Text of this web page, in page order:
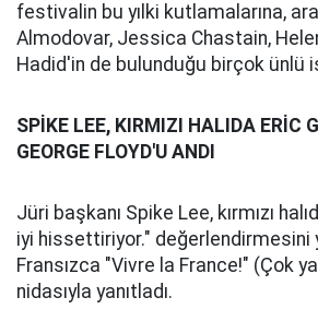
festivalin bu yılki kutlamalarına,
Almodovar, Jessica Chastain,
Hadid'in de bulunduğu birçok ünlü
SPİKE LEE, KIRMIZI HALIDA ERİC
GEORGE FLOYD'U ANDI
Jüri başkanı Spike Lee, kırmızı
iyi hissettiriyor." değerlendirmesini
Fransızca "Vivre la France!" (Çok
nidasıyla yanıtladı.